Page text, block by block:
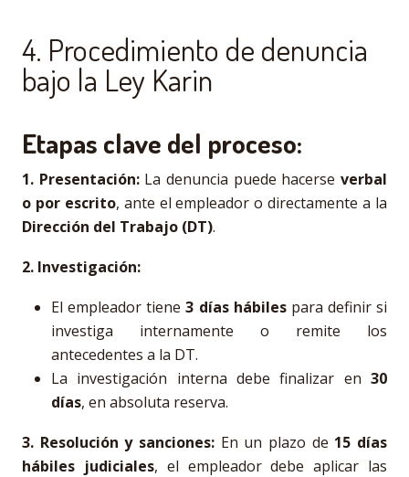
4. Procedimiento de denuncia
bajo la Ley Karin
Etapas clave del proceso:
1. Presentación:La denuncia puede hacerseverbal
o por escrito, ante el empleador o directamente a la
Dirección del Trabajo (DT).
2. Investigación:
El empleador tiene3 días hábilespara definir si
investiga internamente o remite los
antecedentes a la DT.
La investigación interna debe finalizar en 30
días, en absoluta reserva.
3. Resolución y sanciones: En un plazo de 15 días
hábiles judiciales, el empleador debe aplicar las